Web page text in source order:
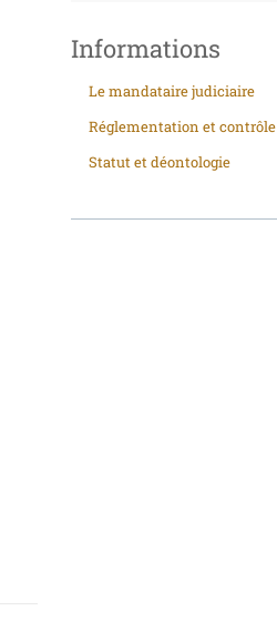
Informations
Le mandataire judiciaire
Réglementation et contrôle
Statut et déontologie